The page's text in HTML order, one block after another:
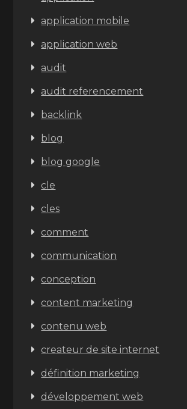
application mobile
application web
audit
audit referencement
backlink
blog
blog google
cle
cles
comment
communication
conception
content marketing
contenu web
createur de site internet
définition marketing
développement web